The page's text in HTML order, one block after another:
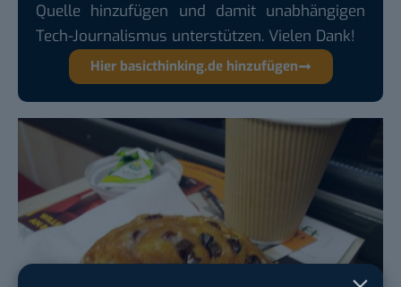
Quelle hinzufügen und damit unabhängigen
Tech-Journalismus unterstützen. Vielen Dank!
Hier basicthinking.de hinzufügen